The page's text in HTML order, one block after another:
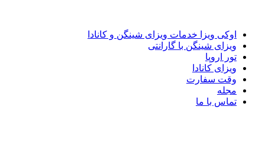
اوکی ویزا خدمات ویزای شینگن و کانادا
ویزای شینگن با گارانتی
تور اروپا
ویزای کانادا
وقت سفارت
مجله
تماس با ما